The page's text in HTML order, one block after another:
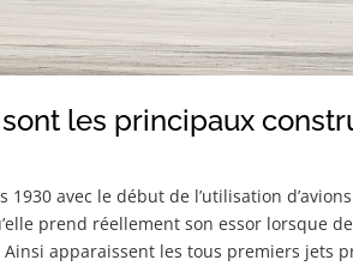
les principaux
1930 avec le début de l’utilisation
prend réellement son essor lorsque
apparaissent les tous premiers jets